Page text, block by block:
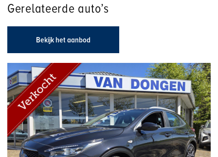
Gerelateerde auto’s
Bekijk het aanbod